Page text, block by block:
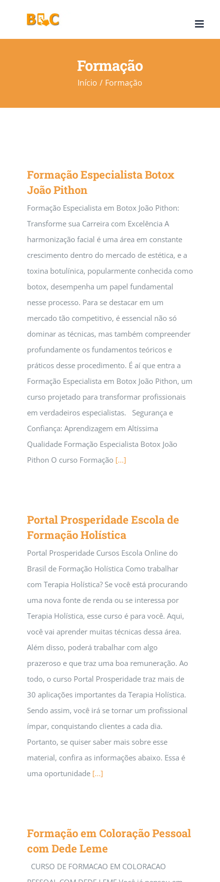
o
Formação
Início Formação
Formação Especialista Botox
João Pithon
Formação Especialista em Botox João Pithon:
Transforme sua Carreira com Excelência A
harmonização facial é uma área em constante
crescimento dentro do mercado de estética, e a
toxina botulínica, popularmente conhecida como
botox, desempenha um papel fundamental
nesse processo. Para se destacar em um
mercado tão competitivo, é essencial não só
dominar as técnicas, mas também compreender
profundamente os fundamentos teóricos e
práticos desse procedimento. É aí que entra a
Formação Especialista em Botox João Pithon, um
curso projetado para transformar profissionais
em verdadeiros especialistas. Segurança e
Confiança: Aprendizagem em Altíssima
Qualidade Formação Especialista Botox João
Pithon O curso Formação [...]
Portal Prosperidade Escola de
Formação Holística
Portal Prosperidade Cursos Escola Online do
Brasil de Formação Holística Como trabalhar
com Terapia Holística? Se você está procurando
uma nova fonte de renda ou se interessa por
Terapia Holística, esse curso é para você. Aqui,
você vai aprender muitas técnicas dessa área.
Além disso, poderá trabalhar com algo
prazeroso e que traz uma boa remuneração. Ao
todo, o curso Portal Prosperidade traz mais de
30 aplicações importantes da Terapia Holística.
Sendo assim, você irá se tornar um profissional
ímpar, conquistando clientes a cada dia.
Portanto, se quiser saber mais sobre esse
material, confira as informações abaixo. Essa é
uma oportunidade [...]
Formação em Coloração Pessoal
com Dede Leme
CURSO DE FORMACAO EM COLORACAO